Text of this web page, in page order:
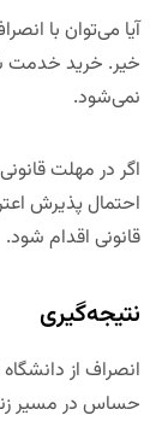
آیا می‌توان با
خیر. خرید خدمت
نمی‌شود.
اگر در مهلت
احتمال پذیرش
قانونی اقدام شود.
نتیجه‌گیری
انصراف از
حساس در مسیر